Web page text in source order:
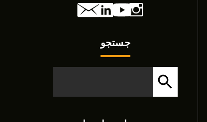
جستجو